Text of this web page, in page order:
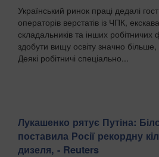
Український ринок праці дедалі
операторів верстатів із ЧПК,
складальників та інших робітничих
здобути вищу освіту значно більше,
Деякі робітничі спеціально...
Лукашенко рятує Путіна:
поставила Росії рекордну
дизеля, - Reuters